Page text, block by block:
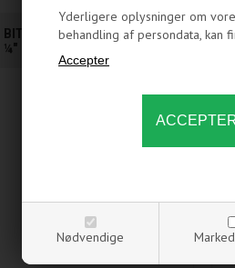
Yderligere oplysninger om
behandling af persondata, kan
Nødvendige
BITSPOWER - BLÆNDPROP -
¼" BSPP (G¼) - WHITE